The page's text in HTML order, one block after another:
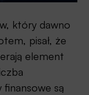
który dawno
pisał, że
element
są